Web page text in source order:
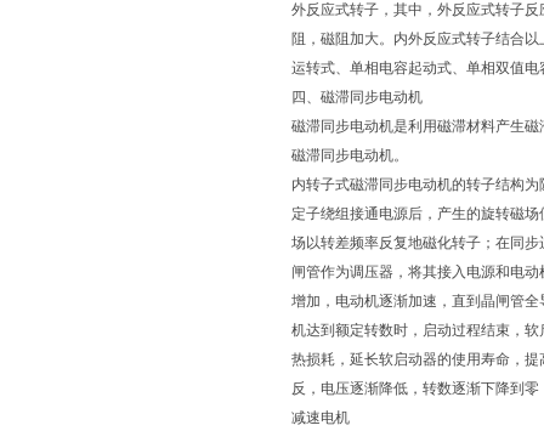
外反应式转子，其中，外反应式转子
阻，磁阻加大。内外反应式转子结合
运转式、单相电容起动式、单相双值
四、磁滞同步电动机
磁滞同步电动机是利用磁滞材料产生
磁滞同步电动机。
内转子式磁滞同步电动机的转子结构
定子绕组接通电源后，产生的旋转磁
场以转差频率反复地磁化转子；在同
闸管作为调压器，将其接入电源和电
增加，电动机逐渐加速，直到晶闸管
机达到额定转数时，启动过程结束，
热损耗，延长软启动器的使用寿命，
反，电压逐渐降低，转数逐渐下降到
减速电机